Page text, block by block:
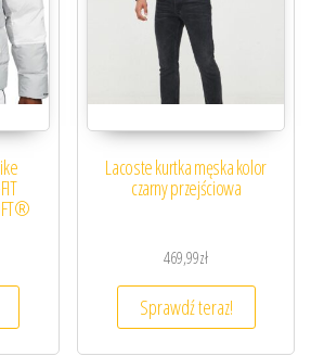
Lacoste kurtka męska kolor
czarny przejściowa
469,99zł
Sprawdź teraz!